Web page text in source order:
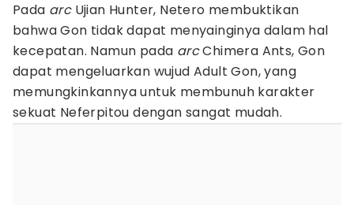
Pada arcUjian Hunter, Netero membuktikan
bahwa Gon tidak dapat menyainginya dalam hal
kecepatan. Namun pada arcChimera Ants, Gon
dapat mengeluarkan wujud Adult Gon, yang
memungkinkannya untuk membunuh karakter
sekuat Neferpitou dengan sangat mudah.